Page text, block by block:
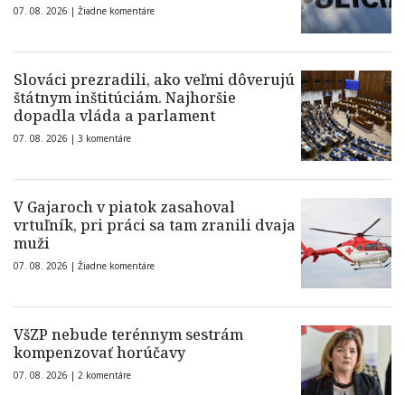
07. 08. 2026 | Žiadne komentáre
Slováci prezradili, ako veľmi dôverujú
štátnym inštitúciám. Najhoršie
dopadla vláda a parlament
07. 08. 2026 | 3 komentáre
V Gajaroch v piatok zasahoval
vrtuľník, pri práci sa tam zranili dvaja
muži
07. 08. 2026 | Žiadne komentáre
VšZP nebude terénnym sestrám
kompenzovať horúčavy
07. 08. 2026 | 2 komentáre